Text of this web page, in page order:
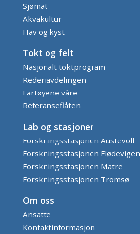
Sjømat
Akvakultur
Hav og kyst
Tokt og felt
Nasjonalt toktprogram
Rederiavdelingen
Fartøyene våre
Referanseflåten
Lab og stasjoner
Forskningsstasjonen Austevoll
Forskningsstasjonen Flødevigen
Forskningsstasjonen Matre
Forskningsstasjonen Tromsø
Om oss
Ansatte
Kontaktinformasjon